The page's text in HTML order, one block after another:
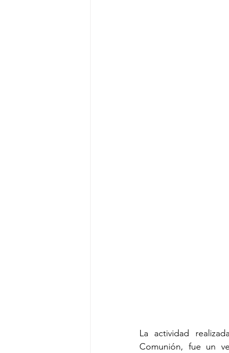
La actividad
Comunión, fue un